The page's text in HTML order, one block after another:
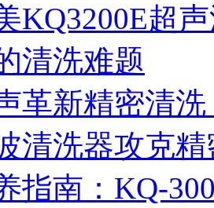
KQ3200E超
清洗难题
革新精密清
清洗器攻克
指南：KQ-